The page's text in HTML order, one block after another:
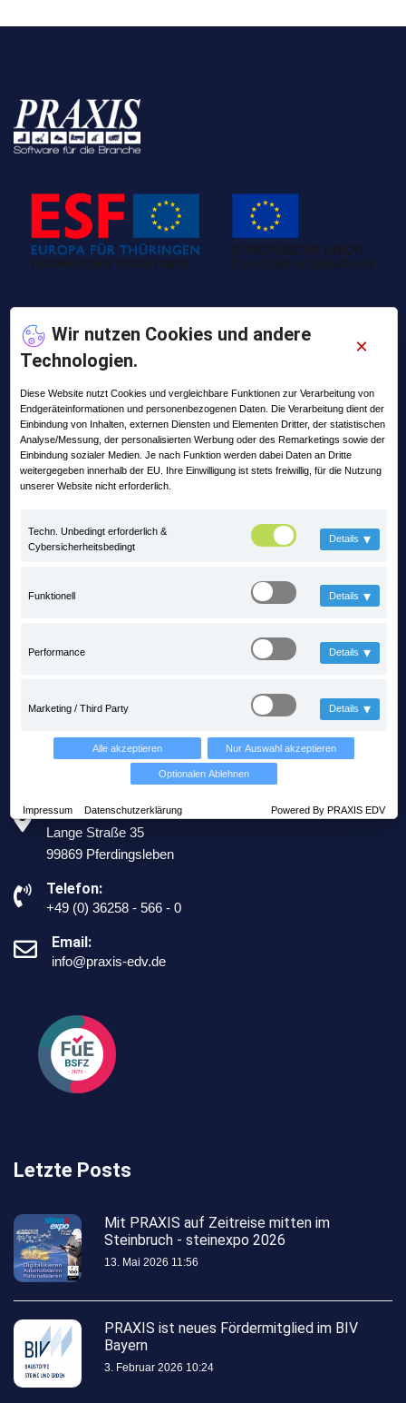
Wir nutzen Cookies und andere
Technologien.
×
Diese Website nutzt Cookies und vergleichbare Funktionen zur Verarbeitung von
Endgeräteinformationen und personenbezogenen Daten. Die Verarbeitung dient der
Einbindung von Inhalten, externen Diensten und Elementen Dritter, der statistischen
Analyse/Messung, der personalisierten Werbung oder des Remarketings sowie der
Einbindung sozialer Medien. Je nach Funktion werden dabei Daten an Dritte
weitergegeben innerhalb der EU. Ihre Einwilligung ist stets freiwillig, für die Nutzung
unserer Website nicht erforderlich.
Techn. Unbedingt erforderlich &
Cybersicherheitsbedingt
Details ▾
Funktionell Details ▾
Performance Details ▾
Marketing / Third Party Details ▾
Alle akzeptieren Nur Auswahl akzeptieren
Optionalen Ablehnen
Impressum Datenschutzerklärung Powered By PRAXIS EDV
Veredelungsbranche.
Wichtige Links
Impressum
Jobs & Karriere
Unternehmen Info
Adresse:
Lange Straße 35
99869 Pferdingsleben
Telefon:
+49 (0) 36258 - 566 - 0
Email:
info@praxis-edv.de
Letzte Posts
Mit PRAXIS auf Zeitreise mitten im
Steinbruch - steinexpo 2026
13. Mai 2026 11:56
PRAXIS ist neues Fördermitglied im BIV
Bayern
3. Februar 2026 10:24